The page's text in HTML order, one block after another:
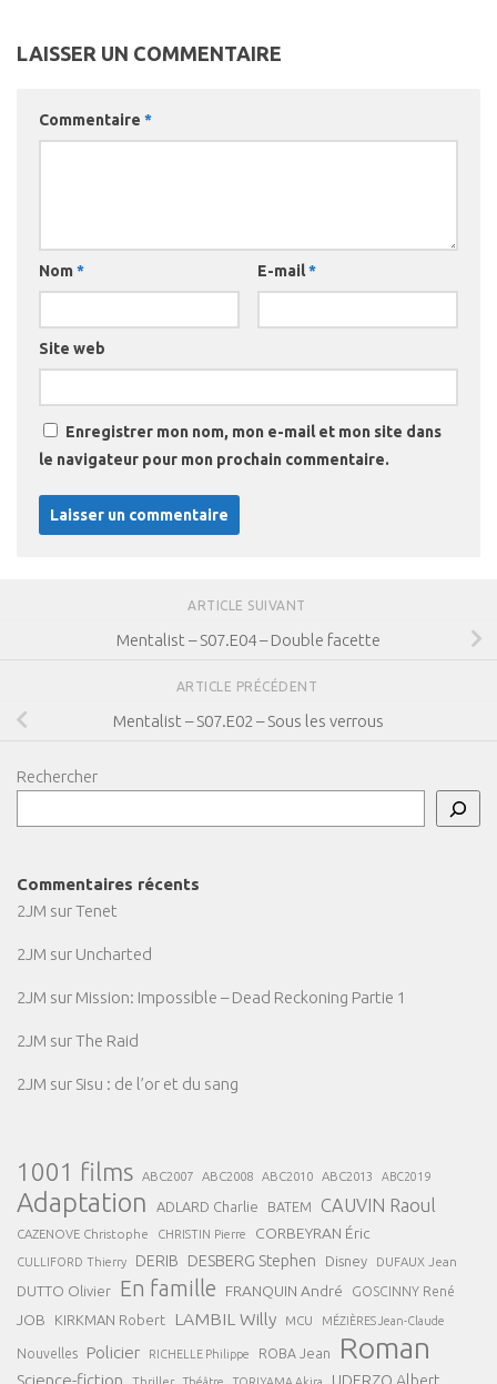
LAISSER UN COMMENTAIRE
Commentaire *
Nom * E-mail*
Site web
Enregistrer mon nom, mon e-mail et mon site dans
le navigateur pour mon prochain commentaire.
ARTICLE SUIVANT
Mentalist – S07.E04 – Double facette
ARTICLE PRÉCÉDENT
Mentalist – S07.E02 – Sous les verrous
Rechercher
Commentaires récents
2JM surTenet
2JM sur Uncharted
2JM sur Mission: Impossible – Dead Reckoning Partie 1
2JM surThe Raid
2JM sur Sisu : de l’or et du sang
1001 films ABC2007 ABC2008 ABC2010 ABC2013 ABC2019
Adaptation ADLARD Charlie BATEM CAUVIN Raoul
CAZENOVE Christophe CHRISTIN Pierre CORBEYRAN Éric
CULLIFORD Thierry DERIB DESBERG Stephen Disney DUFAUX Jean
DUTTO Olivier En famille FRANQUIN André GOSCINNY René
JOB KIRKMAN Robert LAMBIL Willy MCU MÉZIÈRES Jean-Claude
Nouvelles Policier RICHELLE Philippe ROBA Jean Roman
Science-fiction